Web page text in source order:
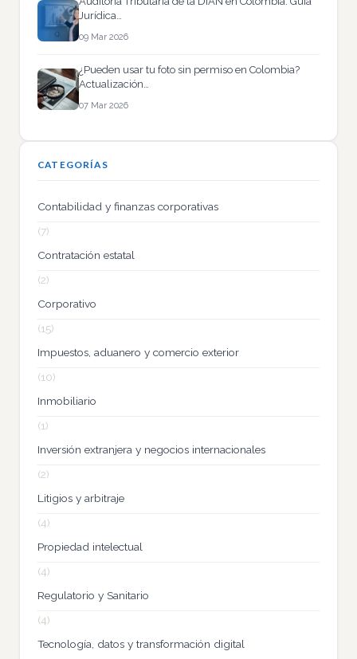
Jurídica…
09 Mar 2026
¿Pueden usar tu foto sin permiso en Colombia?
Actualización…
07 Mar 2026
CATEGORÍAS
Contabilidad y finanzas corporativas
(7)
Contratación estatal
(2)
Corporativo
(15)
Impuestos, aduanero y comercio exterior
(10)
Inmobiliario
(1)
Inversión extranjera y negocios internacionales
(2)
Litigios y arbitraje
(4)
Propiedad intelectual
(4)
Regulatorio y Sanitario
(4)
Tecnología, datos y transformación digital